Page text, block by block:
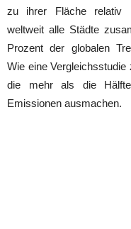
zu ihrer Fläche relativ
weltweit alle Städte
Prozent der globalen
Wie eine
die mehr als die
Emissionen ausmachen.